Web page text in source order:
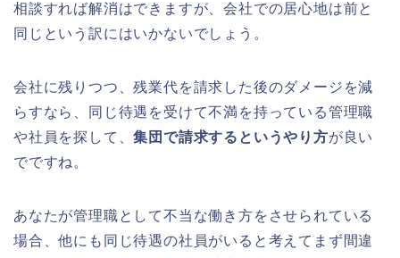
相談すれば解消はできますが、会社での居心地は前と
同じという訳にはいかないでしょう。
会社に残りつつ、残業代を請求した後のダメージを減
らすなら、同じ待遇を受けて不満を持っている管理職
や社員を探して、集団で請求するというやり方が良い
でですね。
あなたが管理職として不当な働き方をさせられている
場合、他にも同じ待遇の社員がいると考えてまず間違